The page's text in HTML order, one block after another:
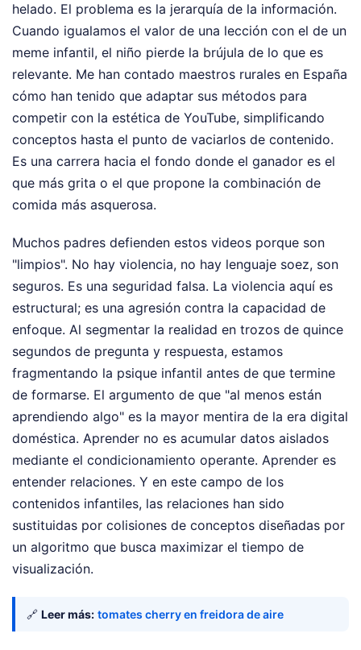
helado. El problema es la jerarquía de la información.
Cuando igualamos el valor de una lección con el de un
meme infantil, el niño pierde la brújula de lo que es
relevante. Me han contado maestros rurales en España
cómo han tenido que adaptar sus métodos para
competir con la estética de YouTube, simplificando
conceptos hasta el punto de vaciarlos de contenido.
Es una carrera hacia el fondo donde el ganador es el
que más grita o el que propone la combinación de
comida más asquerosa.
Muchos padres defienden estos videos porque son
"limpios". No hay violencia, no hay lenguaje soez, son
seguros. Es una seguridad falsa. La violencia aquí es
estructural; es una agresión contra la capacidad de
enfoque. Al segmentar la realidad en trozos de quince
segundos de pregunta y respuesta, estamos
fragmentando la psique infantil antes de que termine
de formarse. El argumento de que "al menos están
aprendiendo algo" es la mayor mentira de la era digital
doméstica. Aprender no es acumular datos aislados
mediante el condicionamiento operante. Aprender es
entender relaciones. Y en este campo de los
contenidos infantiles, las relaciones han sido
sustituidas por colisiones de conceptos diseñadas por
un algoritmo que busca maximizar el tiempo de
visualización.
🔗 Leer más: tomates cherry en freidora de aire